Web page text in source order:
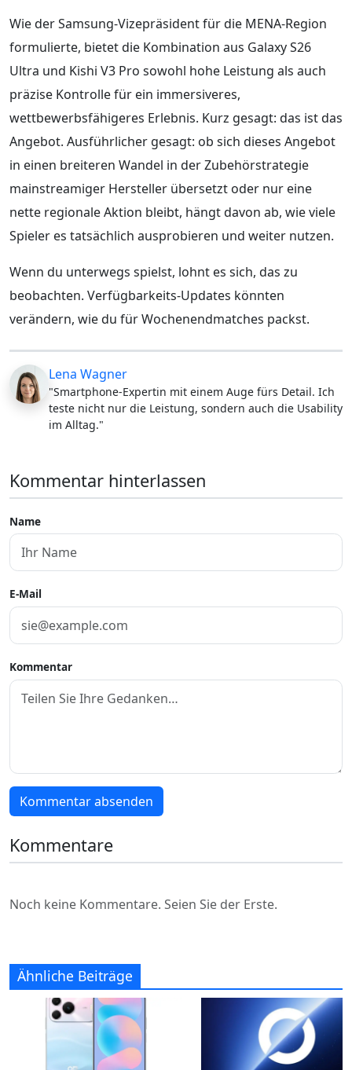
Wie der Samsung-Vizepräsident für die MENA-Region
formulierte, bietet die Kombination aus Galaxy S26
Ultra und Kishi V3 Pro sowohl hohe Leistung als auch
präzise Kontrolle für ein immersiveres,
wettbewerbsfähigeres Erlebnis. Kurz gesagt: das ist das
Angebot. Ausführlicher gesagt: ob sich dieses Angebot
in einen breiteren Wandel in der Zubehörstrategie
mainstreamiger Hersteller übersetzt oder nur eine
nette regionale Aktion bleibt, hängt davon ab, wie viele
Spieler es tatsächlich ausprobieren und weiter nutzen.
Wenn du unterwegs spielst, lohnt es sich, das zu
beobachten. Verfügbarkeits-Updates könnten
verändern, wie du für Wochenendmatches packst.
Lena Wagner
"Smartphone-Expertin mit einem Auge fürs Detail. Ich
teste nicht nur die Leistung, sondern auch die Usability
im Alltag."
Kommentar hinterlassen
Name
E-Mail
Kommentar
Kommentar absenden
Kommentare
Noch keine Kommentare. Seien Sie der Erste.
Ähnliche Beiträge